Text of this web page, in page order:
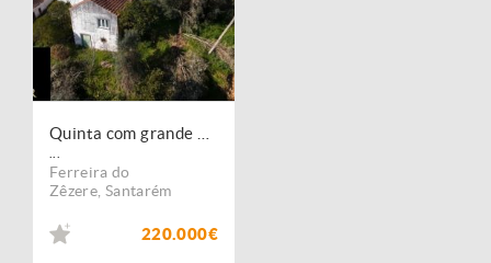
Ferreira do
Zêzere Santarém
220.000€